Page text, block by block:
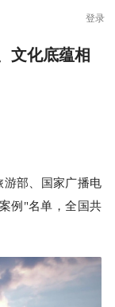
登录
文化底蕴相
部、国家广播电
例"名单，全国共